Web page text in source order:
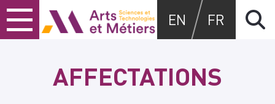
Skip
to
content
Skip
to
main
Skip
to
search
Arts et métiers
EN FR
AFFECTATIONS